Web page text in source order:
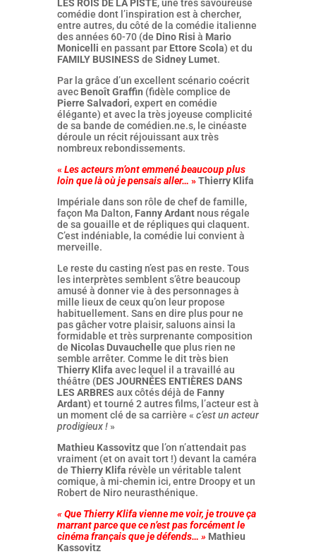
LES ROIS DE LA PISTE, une très savoureuse
comédie dont l’inspiration est à chercher,
entre autres, du côté de la comédie italienne
des années 60-70 (de Dino Risi à Mario
Monicelli en passant par Ettore Scola) et du
FAMILY BUSINESS de Sidney Lumet.
Par la grâce d’un excellent scénario coécrit
avec Benoît Graffin (fidèle complice de
Pierre Salvadori, expert en comédie
élégante) et avec la très joyeuse complicité
de sa bande de comédien.ne.s, le cinéaste
déroule un récit réjouissant aux très
nombreux rebondissements.
« Les acteurs m’ont emmené beaucoup plus
loin que là où je pensais aller… »Thierry Klifa
Impériale dans son rôle de chef de famille,
façon Ma Dalton, Fanny Ardantnous régale
de sa gouaille et de répliques qui claquent.
C’est indéniable, la comédie lui convient à
merveille.
Le reste du casting n’est pas en reste. Tous
les interprètes semblent s’être beaucoup
amusé à donner vie à des personnages à
mille lieux de ceux qu’on leur propose
habituellement. Sans en dire plus pour ne
pas gâcher votre plaisir, saluons ainsi la
formidable et très surprenante composition
de Nicolas Duvauchelleque plus rien ne
semble arrêter. Comme le dit très bien
Thierry Klifa avec lequel il a travaillé au
théâtre (DES JOURNÉES ENTIÈRES DANS
LES ARBRES aux côtés déjà de Fanny
Ardant) et tourné 2 autres films, l’acteur est à
un moment clé de sa carrière « c’est un acteur
prodigieux !»
Mathieu Kassovitzque l’on n’attendait pas
vraiment (et on avait tort !) devant la caméra
de Thierry Klifa révèle un véritable talent
comique, à mi-chemin ici, entre Droopy et un
Robert de Niro neurasthénique.
« Que Thierry Klifa vienne me voir, je trouve ça
marrant parce que ce n’est pas forcément le
cinéma français que je défends… » Mathieu
Kassovitz